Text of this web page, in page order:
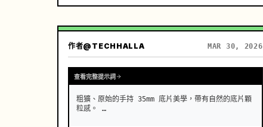
作者@TECHHALLA MAR 30, 2026
查看完整提示詞
粗獷、原始的手持 35mm 底片美學，帶有自然的底片顆
粒感。 …